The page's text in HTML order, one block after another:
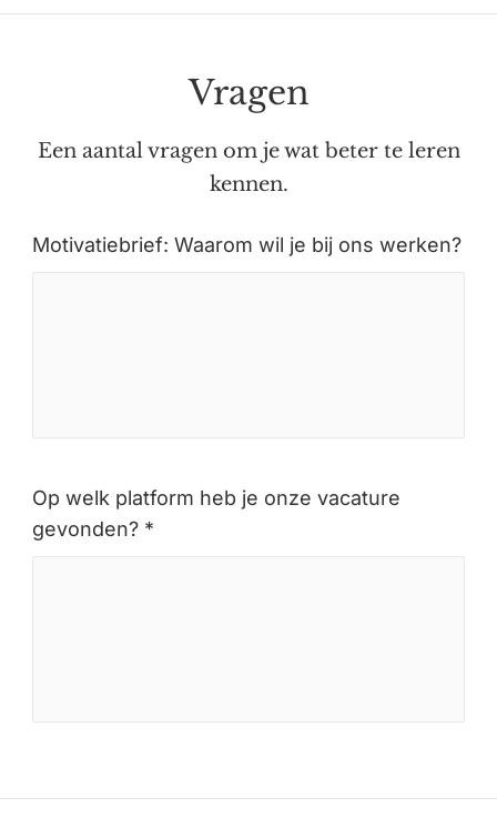
Vragen
Een aantal vragen om je wat beter te leren
kennen.
Motivatiebrief: Waarom wil je bij ons werken?
Op welk platform heb je onze vacature
gevonden? *